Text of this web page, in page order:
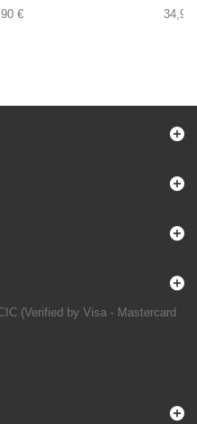
€ 34,90
(Verified by Visa - Mastercard